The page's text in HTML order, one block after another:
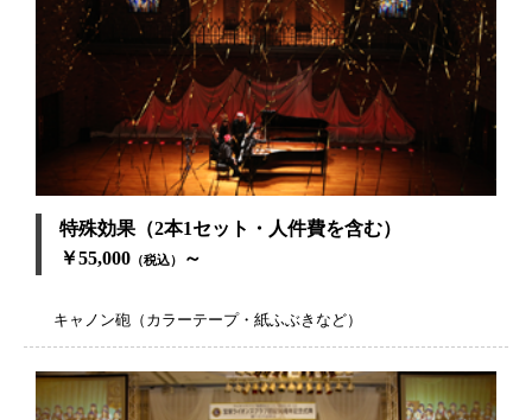
特殊効果（2本1セット・人件費を含む）
￥55,000 （税込） ～
キャノン砲（カラーテープ・紙ふぶきなど）